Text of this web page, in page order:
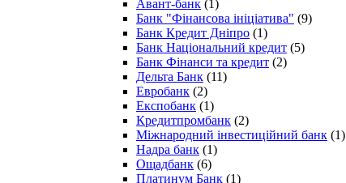
Авант-банк (1)
Банк "Фінансова ініціатива" (9)
Банк Кредит Дніпро (1)
Банк Національний кредит (5)
Банк Фінанси та кредит (2)
Дельта Банк (11)
Евробанк (2)
Експобанк (1)
Кредитпромбанк (2)
Міжнародний інвестиційний банк (1)
Надра банк (1)
Ощадбанк (6)
Платинум Банк (1)